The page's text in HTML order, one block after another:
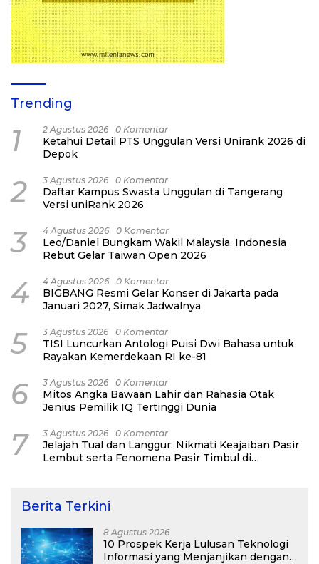
Trending
1 2 Agustus 2026 0 Komentar
Ketahui Detail PTS Unggulan Versi Unirank 2026 di
Depok
2 3 Agustus 2026 0 Komentar
Daftar Kampus Swasta Unggulan di Tangerang
Versi uniRank 2026
3 4 Agustus 2026 0 Komentar
Leo/Daniel Bungkam Wakil Malaysia, Indonesia
Rebut Gelar Taiwan Open 2026
4 4 Agustus 2026 0 Komentar
BIGBANG Resmi Gelar Konser di Jakarta pada
Januari 2027, Simak Jadwalnya
5 3 Agustus 2026 0 Komentar
TISI Luncurkan Antologi Puisi Dwi Bahasa untuk
Rayakan Kemerdekaan RI ke-81
6 3 Agustus 2026 0 Komentar
Mitos Angka Bawaan Lahir dan Rahasia Otak
Jenius Pemilik IQ Tertinggi Dunia
7 3 Agustus 2026 0 Komentar
Jelajah Tual dan Langgur: Nikmati Keajaiban Pasir
Lembut serta Fenomena Pasir Timbul di
Berita Terkini
8 Agustus 2026
10 Prospek Kerja Lulusan Teknologi
Informasi yang Menjanjikan dengan